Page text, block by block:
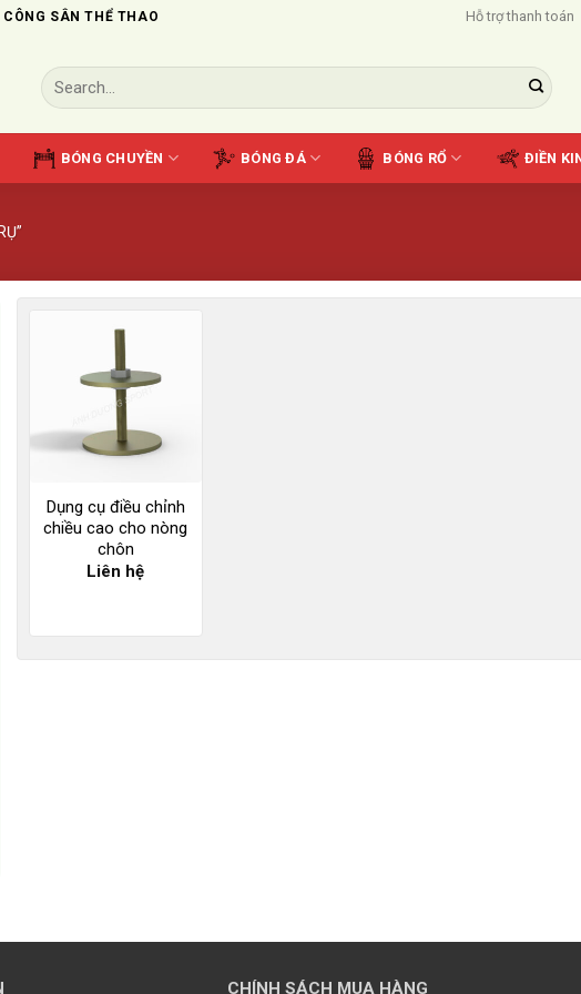
SÂN THỂ THAO Hỗ trợ thanh toán
Search
for:
BÓNG CHUYỀN BÓNG ĐÁ BÓNG RỔ ĐIỀN
Dụng cụ điều chỉnh
chiều cao cho nòng
chôn
Liên hệ
CHÍNH SÁCH MUA HÀNG